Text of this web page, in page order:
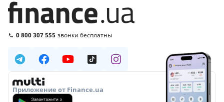
0 800 307 555 звонки бесплатны
Приложение от Finance.ua